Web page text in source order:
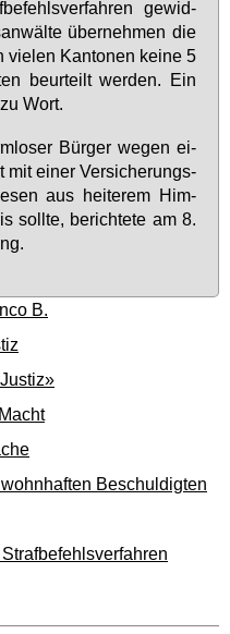
ge­wid­
über­neh­men die
vie­len Kan­to­nen kei­ne 5
be­ur­teilt wer­den. Ein
Wort.
Bür­ger we­gen ei­
mit ei­ner Ver­si­che­rungs­
aus hei­te­rem Him­
soll­te, be­rich­te­te am 8.
B.
Beschuldigten